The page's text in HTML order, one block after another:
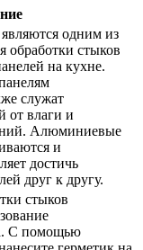
одним из
обработки стыков
на кухне.
служат
от влаги и
Алюминиевые
и
достичь
друг к другу.
стыков
С помощью